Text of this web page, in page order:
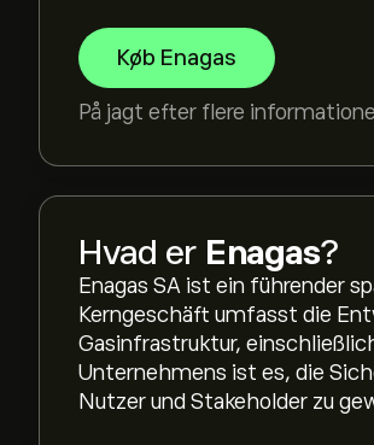
Køb Enagas
På jagt efter flere
Hvad er Enagas?
Enagas SA ist ein führender
Kerngeschäft umfasst die
Gasinfrastruktur,
Unternehmens ist es, die
Nutzer und Stakeholder zu